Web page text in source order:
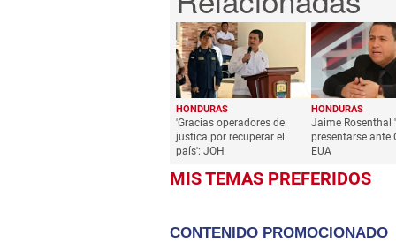
HONDURAS
'Gracias operadores de
justica por recuperar el
país': JOH
HONDURAS
Jaime Rosenthal
presentarse ante
EUA
MIS TEMAS PREFERIDOS
CONTENIDO PROMOCIONADO